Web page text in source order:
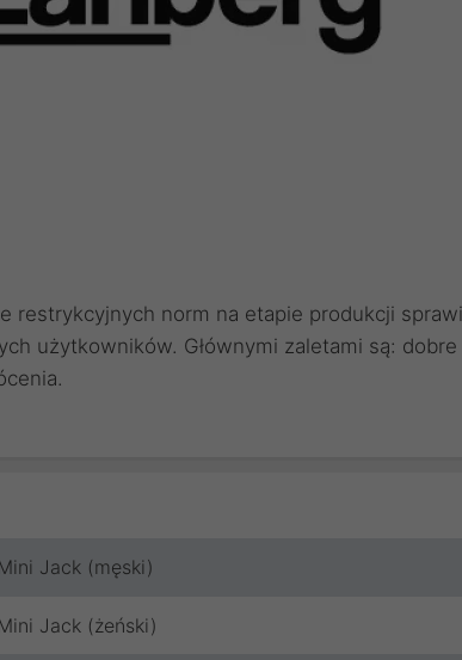
restrykcyjnych norm na etapie produkcji
użytkowników. Głównymi zaletami są: dobre
Jack (męski)
Jack (żeński)